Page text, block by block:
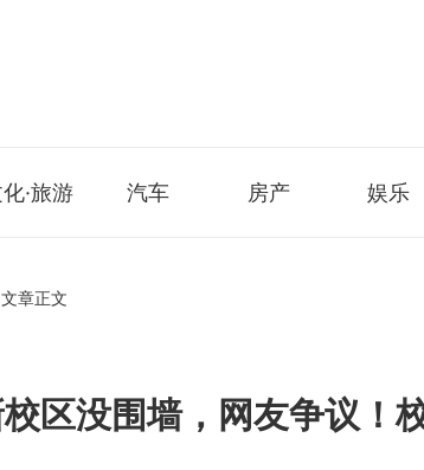
·旅游 汽车 房产 娱乐
章正文
区没围墙，网友争议！